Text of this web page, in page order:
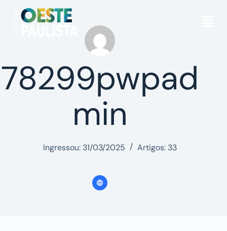
78299pwpad
min
Ingressou: 31/03/2025 Artigos: 33